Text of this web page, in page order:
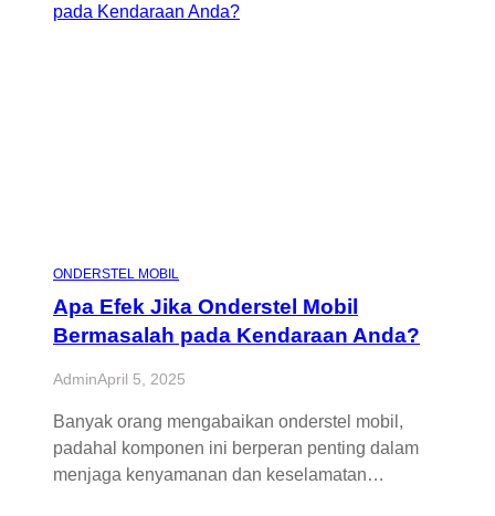
ONDERSTEL MOBIL
Apa Efek Jika Onderstel Mobil
Bermasalah pada Kendaraan Anda?
AdminApril 5, 2025
Banyak orang mengabaikan onderstel mobil,
padahal komponen ini berperan penting dalam
menjaga kenyamanan dan keselamatan…